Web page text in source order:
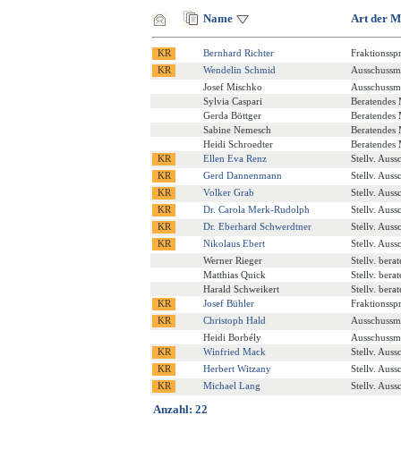
Name Art der
Bernhard Richter
Wendelin Schmid
Josef Mischko
Sylvia Caspari
Beratendes
Gerda Böttger
Beratendes
Sabine Nemesch
Beratendes
Heidi Schroedter
Beratendes
Ellen Eva Renz
Stellv.
Gerd Dannenmann
Stellv.
Volker Grab
Stellv.
Dr. Carola Merk-Rudolph
Stellv.
Dr. Eberhard Schwerdtner
Stellv.
Nikolaus Ebert
Stellv.
Werner Rieger
Stellv.
Matthias Quick
Stellv.
Harald Schweikert
Stellv.
Josef Bühler
Christoph Hald
Heidi Borbély
Winfried Mack
Stellv.
Herbert Witzany
Stellv.
Michael Lang
Stellv.
Anzahl: 22